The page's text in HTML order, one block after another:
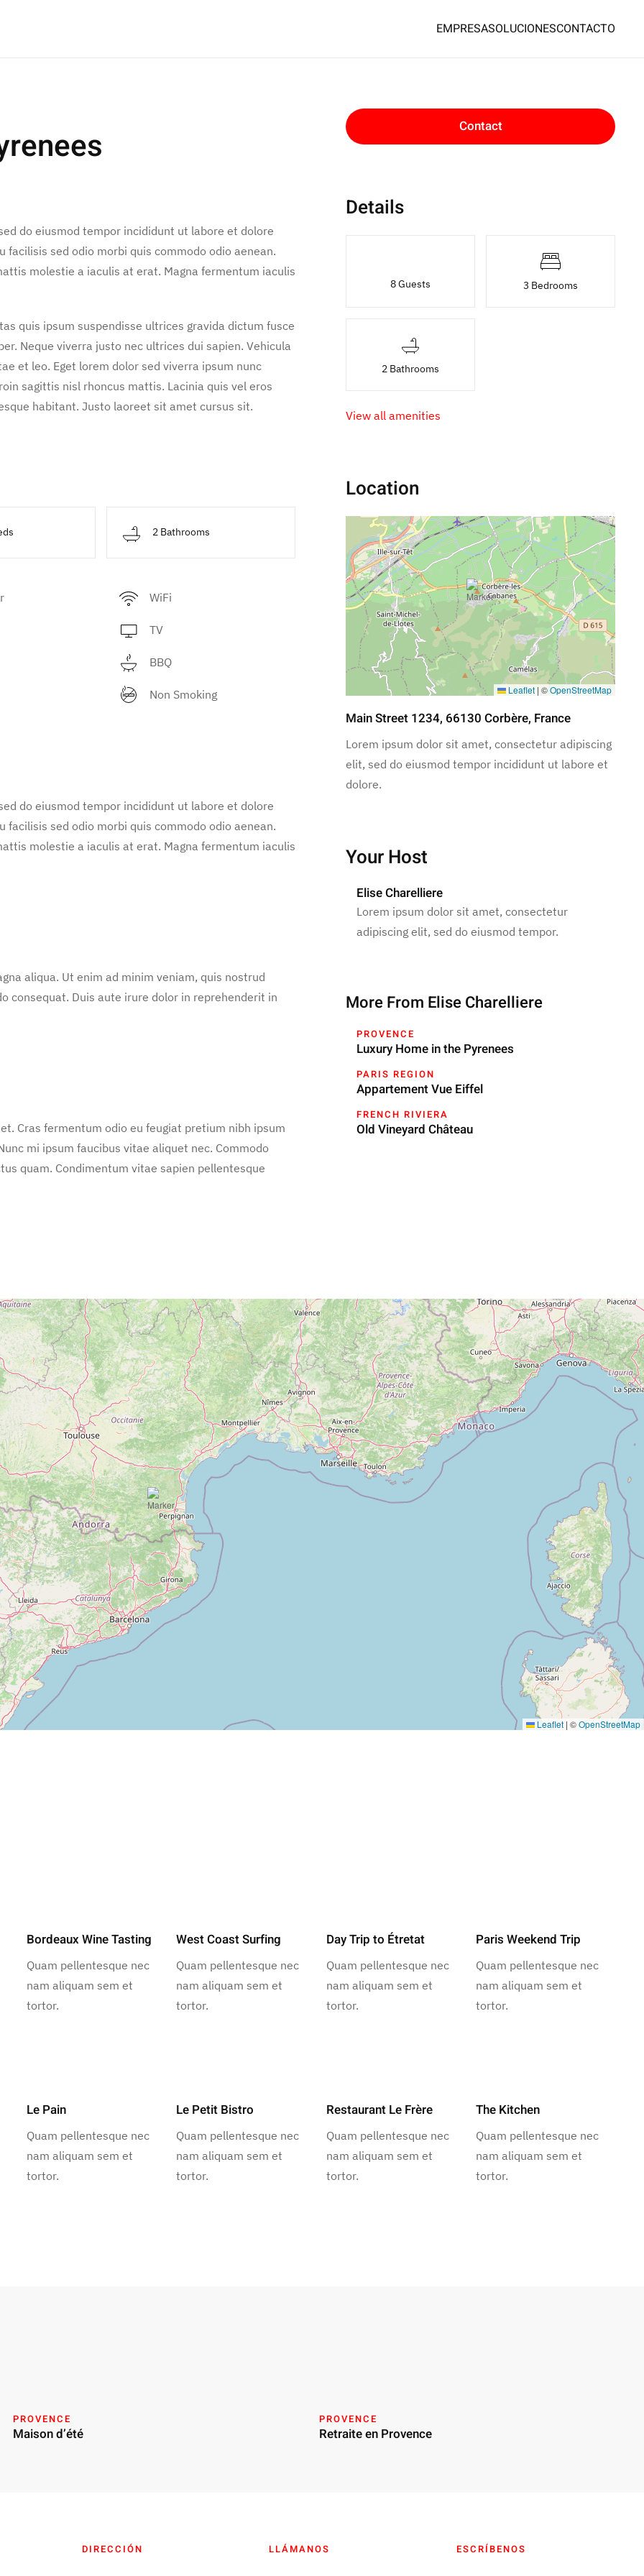
EMPRESASOLUCIONESCONTACTO
do eiusmod tempor incididunt ut labore et dolore
sed odio morbi quis commodo odio aenean.
molestie a iaculis at erat. Magna fermentum iaculis
quis ipsum suspendisse ultrices gravida dictum fusce
Neque viverra justo nec ultrices dui sapien. Vehicula
et leo. Eget lorem dolor sed viverra ipsum nunc
sagittis nisl rhoncus mattis. Lacinia quis vel eros
habitant. Justo laoreet sit amet cursus sit.
2 Bathrooms
WiFi
TV
BBQ
Non Smoking
do eiusmod tempor incididunt ut labore et dolore
sed odio morbi quis commodo odio aenean.
molestie a iaculis at erat. Magna fermentum iaculis
aliqua. Ut enim ad minim veniam, quis nostrud
consequat. Duis aute irure dolor in reprehenderit in
Cras fermentum odio eu feugiat pretium nibh ipsum
mi ipsum faucibus vitae aliquet nec. Commodo
quam. Condimentum vitae sapien pellentesque
Contact
Details
8 Guests 3 Bedrooms
2 Bathrooms
View all amenities
Location
Leaflet | ©OpenStreetMap
Main Street 1234, 66130 Corbère, France
Lorem ipsum dolor sit amet, consectetur adipiscing
elit, sed do eiusmod tempor incididunt ut labore et
dolore.
Your Host
Elise Charelliere
Lorem ipsum dolor sit amet, consectetur
adipiscing elit, sed do eiusmod tempor.
More From Elise Charelliere
PROVENCE
Luxury Home in the Pyrenees
PARIS REGION
Appartement Vue Eiffel
FRENCH RIVIERA
Old Vineyard Château
Leaflet | ©OpenStreetMap
Bordeaux Wine Tasting
Quam pellentesque nec
nam aliquam sem et
tortor.
West Coast Surfing
Quam pellentesque nec
nam aliquam sem et
tortor.
Day Trip to Étretat
Quam pellentesque nec
nam aliquam sem et
tortor.
Paris Weekend Trip
Quam pellentesque nec
nam aliquam sem et
tortor.
Le Pain
Quam pellentesque nec
nam aliquam sem et
tortor.
Le Petit Bistro
Quam pellentesque nec
nam aliquam sem et
tortor.
Restaurant Le Frère
Quam pellentesque nec
nam aliquam sem et
tortor.
The Kitchen
Quam pellentesque nec
nam aliquam sem et
tortor.
PROVENCE
Maison d’été
PROVENCE
Retraite en Provence
DIRECCIÓN LLÁMANOS ESCRÍBENOS